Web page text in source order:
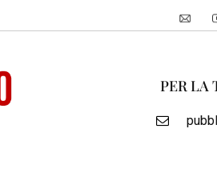
PER LA